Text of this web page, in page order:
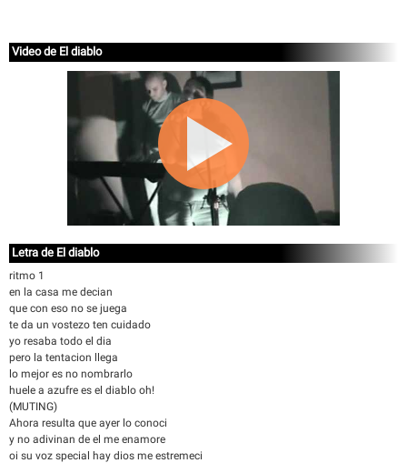
Video de El diablo
Letra de El diablo
ritmo 1
en la casa me decian
que con eso no se juega
te da un vostezo ten cuidado
yo resaba todo el dia
pero la tentacion llega
lo mejor es no nombrarlo
huele a azufre es el diablo oh!
(MUTING)
Ahora resulta que ayer lo conoci
y no adivinan de el me enamore
oi su voz special hay dios me estremeci